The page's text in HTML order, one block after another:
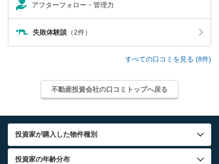
アフターフォロー・管理力
失敗体験談 （2件）
すべての口コミを見る (8件)
不動産投資会社の口コミトップへ戻る
投資家が購入した物件種別
投資家の年齢分布